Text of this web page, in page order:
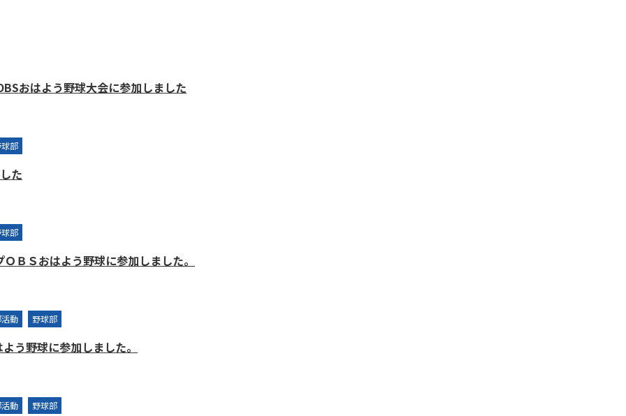
おはよう野球大会に参加しました
部
た
部
ＢＳおはよう野球に参加しました。
動 野球部
う野球に参加しました。
動 野球部